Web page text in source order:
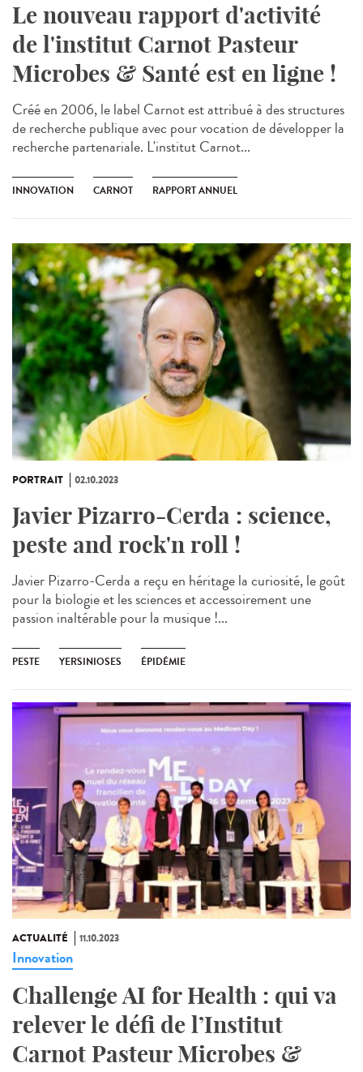
Le nouveau rapport d'activité
de l'institut Carnot Pasteur
Microbes & Santé est en ligne !
Créé en 2006, le label Carnot est attribué à des structures
de recherche publique avec pour vocation de développer la
recherche partenariale. L'institut Carnot...
INNOVATION CARNOT RAPPORT ANNUEL
PORTRAIT 02.10.2023
Javier Pizarro-Cerda : science,
peste and rock'n roll !
Javier Pizarro-Cerda a reçu en héritage la curiosité, le goût
pour la biologie et les sciences et accessoirement une
passion inaltérable pour la musique !...
PESTE YERSINIOSES ÉPIDÉMIE
ACTUALITÉ 11.10.2023
Innovation
Challenge AI for Health : qui va
relever le défi de l’Institut
Carnot Pasteur Microbes &